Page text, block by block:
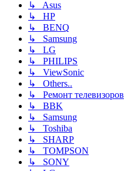
↳ Asus
↳ HP
↳ BENQ
↳ Samsung
↳ LG
↳ PHILIPS
↳ ViewSonic
↳ Others..
↳ Ремонт телевизоров
↳ BBK
↳ Samsung
↳ Toshiba
↳ SHARP
↳ TOMPSON
↳ SONY